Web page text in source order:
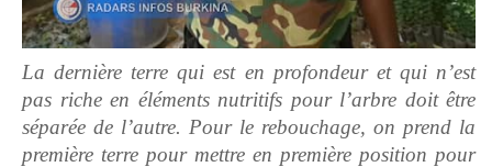
La dernière terre qui est en profondeur et qui n’est
pas riche en éléments nutritifs pour l’arbre doit être
séparée de l’autre. Pour le rebouchage, on prend la
première terre pour mettre en première position pour